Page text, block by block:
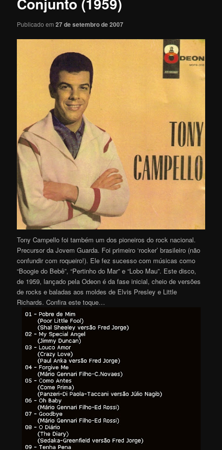
Publicado em27 de setembro de 2007
Tony Campello foi também um dos pioneiros do rock nacional.
Precursor da Jovem Guarda. Foi primeiro ‘rocker’ brasileiro (não
confundir com roqueiro!). Ele fez sucesso com músicas como
“Boogie do Bebê”, “Pertinho do Mar” e “Lobo Mau”. Este disco,
de 1959, lançado pela Odeon é da fase inicial, cheio de versões
de rocks e baladas aos moldes de Elvis Presley e Little
Richards. Confira este toque…